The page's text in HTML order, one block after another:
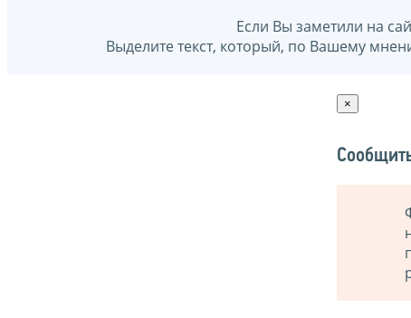
Если Вы заметили на
Выделите текст, который, по Вашему
×